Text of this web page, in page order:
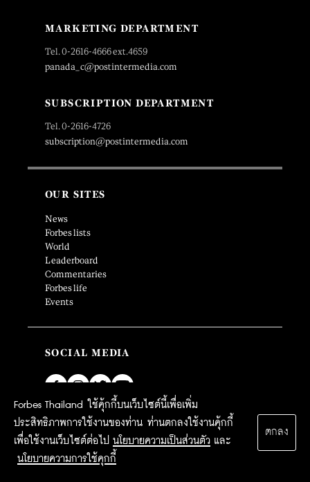
Forbes Thailand ใช้คุ้กกี้บนเว็บไซต์นี้เพื่อเพิ่ม
ประสิทธิภาพการใช้งานของท่าน ท่านตกลงใช้งานคุ้กกี้
เพื่อใช้งานเว็บไซต์ต่อไป นโยบายความเป็นส่วนตัว และ
นโยบายความการใช้คุกกี้
ตกลง
MARKETING DEPARTMENT
Tel. 0-2616-4666 ext.4659
panada_c@postintermedia.com
SUBSCRIPTION DEPARTMENT
Tel. 0-2616-4726
subscription@postintermedia.com
OUR SITES
News
Forbes lists
World
Leaderboard
Commentaries
Forbes life
Events
SOCIAL MEDIA
SUBSCRIPTION
MAGAZINE SUBSCRIPTION
E-MAGAZINE SUBSCRIPTION